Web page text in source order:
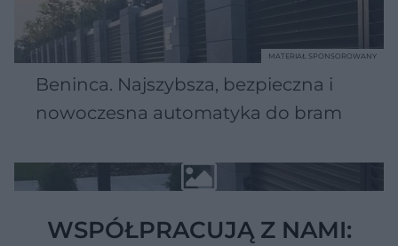
Beninca. Najszybsza, bezpieczna i
nowoczesna automatyka do bram
MATERIAŁ SPONSOROWANY
WSPÓŁPRACUJĄ Z NAMI: